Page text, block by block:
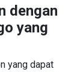
dengan
yang
yang dapat